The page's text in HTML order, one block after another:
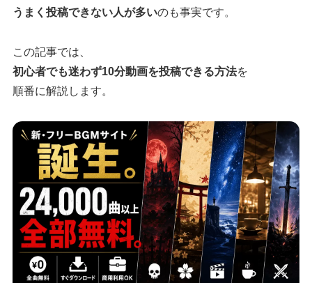
うまく投稿できない人が多いのも事実です。
この記事では、
初心者でも迷わず10分動画を投稿できる方法を
順番に解説します。